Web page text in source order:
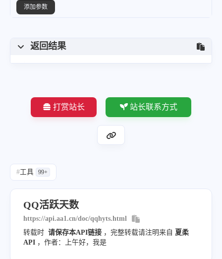
添加参数
返回结果
打赏站长 站长联系方式
#工具 99+
QQ活跃天数
https://api.aa1.cn/doc/qqhyts.html
转载时 请保存本API链接 ，完整转载请注明来自 夏柔
API ，作者：上午好，我是